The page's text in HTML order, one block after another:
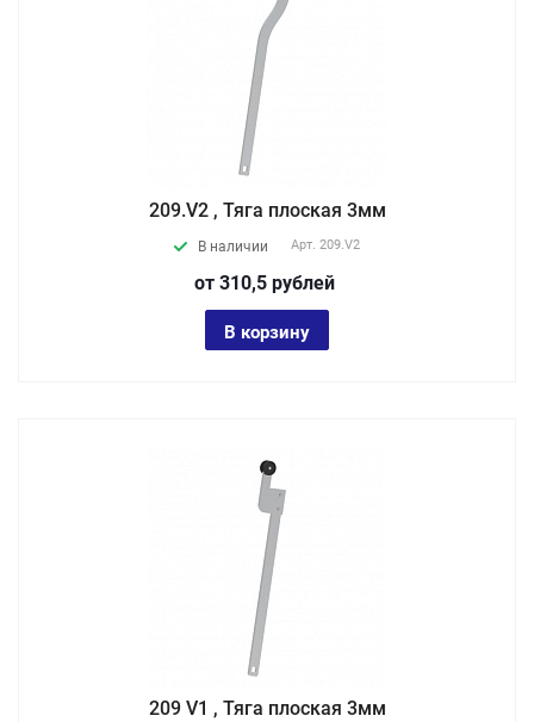
209.V2 , Тяга плоская 3мм
В наличии Арт. 209.V2
от 310,5 рублей
В корзину
209 V1 , Тяга плоская 3мм